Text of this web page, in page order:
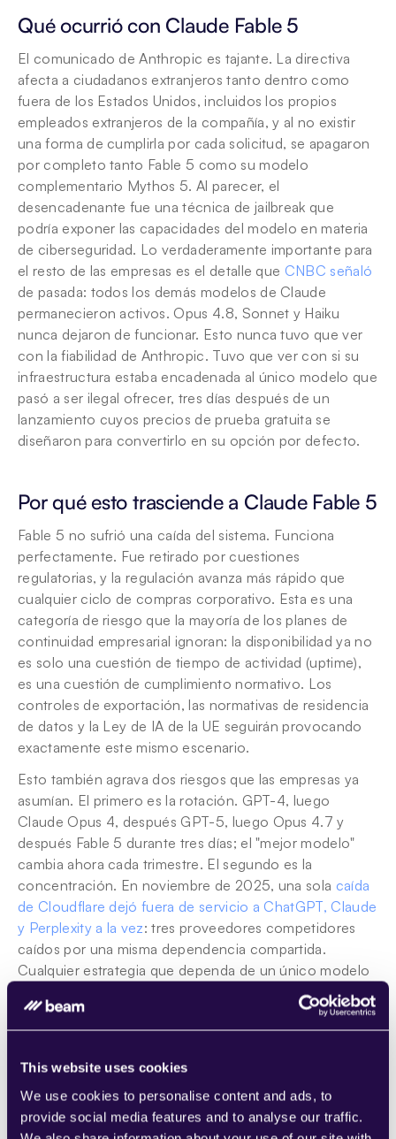
This website uses cookies
We use cookies to personalise content and ads, to
provide social media features and to analyse our traffic.
Qué ocurrió con Claude Fable 5
El comunicado de Anthropic es tajante. La directiva
afecta a ciudadanos extranjeros tanto dentro como
fuera de los Estados Unidos, incluidos los propios
empleados extranjeros de la compañía, y al no existir
una forma de cumplirla por cada solicitud, se apagaron
por completo tanto Fable 5 como su modelo
complementario Mythos 5. Al parecer, el
desencadenante fue una técnica de jailbreak que
podría exponer las capacidades del modelo en materia
de ciberseguridad. Lo verdaderamente importante para
el resto de las empresas es el detalle que CNBC señaló
de pasada: todos los demás modelos de Claude
permanecieron activos. Opus 4.8, Sonnet y Haiku
nunca dejaron de funcionar. Esto nunca tuvo que ver
con la fiabilidad de Anthropic. Tuvo que ver con si su
infraestructura estaba encadenada al único modelo que
pasó a ser ilegal ofrecer, tres días después de un
lanzamiento cuyos precios de prueba gratuita se
diseñaron para convertirlo en su opción por defecto.
Por qué esto trasciende a Claude Fable 5
Fable 5 no sufrió una caída del sistema. Funciona
perfectamente. Fue retirado por cuestiones
regulatorias, y la regulación avanza más rápido que
cualquier ciclo de compras corporativo. Esta es una
categoría de riesgo que la mayoría de los planes de
continuidad empresarial ignoran: la disponibilidad ya no
es solo una cuestión de tiempo de actividad (uptime),
es una cuestión de cumplimiento normativo. Los
controles de exportación, las normativas de residencia
de datos y la Ley de IA de la UE seguirán provocando
exactamente este mismo escenario.
Esto también agrava dos riesgos que las empresas ya
asumían. El primero es la rotación. GPT-4, luego
Claude Opus 4, después GPT-5, luego Opus 4.7 y
después Fable 5 durante tres días; el "mejor modelo"
cambia ahora cada trimestre. El segundo es la
concentración. En noviembre de 2025, una sola caída
de Cloudflare dejó fuera de servicio a ChatGPT, Claude
y Perplexity a la vez: tres proveedores competidores
caídos por una misma dependencia compartida.
Cualquier estrategia que dependa de un único modelo
hereda todo lo que ello conlleva: las tarifas de ese
proveedor, su capacidad, su calendario de
obsolescencia y, ahora, las directivas de su gobierno.
Qué deben hacer las empresas: adoptar
un enfoque agnóstico al modelo